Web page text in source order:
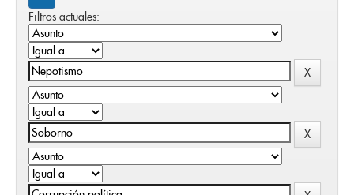
Filtros actuales: